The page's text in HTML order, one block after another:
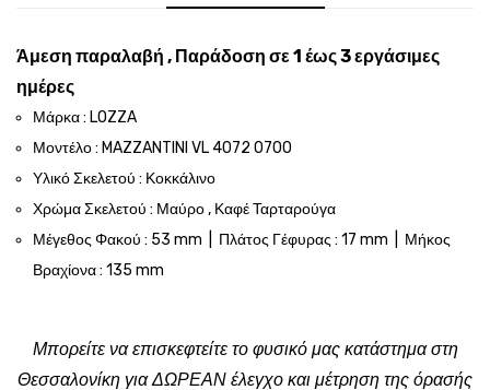
Άμεση παραλαβή , Παράδοση σε 1 έως 3 εργάσιμες
ημέρες
Μάρκα : LOZZA
Μοντέλο : MAZZANTINI VL 4072 0700
Υλικό Σκελετού : Κοκκάλινο
Χρώμα Σκελετού : Μαύρο , Καφέ Ταρταρούγα
Μέγεθος Φακού : 53 mm | Πλάτος Γέφυρας : 17 mm | Μήκος
Βραχίονα : 135 mm
Μπορείτε να επισκεφτείτε το φυσικό μας κατάστημα στη
Θεσσαλονίκη για ΔΩΡΕΑΝ έλεγχο και μέτρηση της όρασής